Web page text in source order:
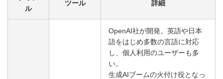
ル
ツール 詳細
OpenAI社が開発。英語や日本
語をはじめ多数の言語に対応
し、個人利用のユーザーも多
い。
生成AIブームの火付け役となっ